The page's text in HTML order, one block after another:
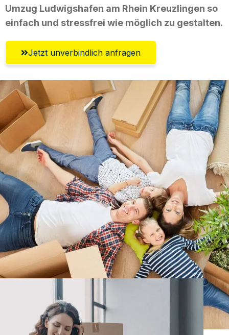
Umzug Ludwigshafen am Rhein Kreuzlingen so
einfach und stressfrei wie möglich zu gestalten.
Jetzt unverbindlich anfragen